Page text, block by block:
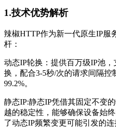
1.技术优势解析
辣椒HTTP作为新一代原生IP服
杆：
动态IP轮换：提供百万级IP池
换，配合3-5秒/次的请求间隔控
99.2%。
静态IP:静态IP凭借其固定不变
越的稳定性，能够确保设备始
了动态IP频繁变更可能引发的